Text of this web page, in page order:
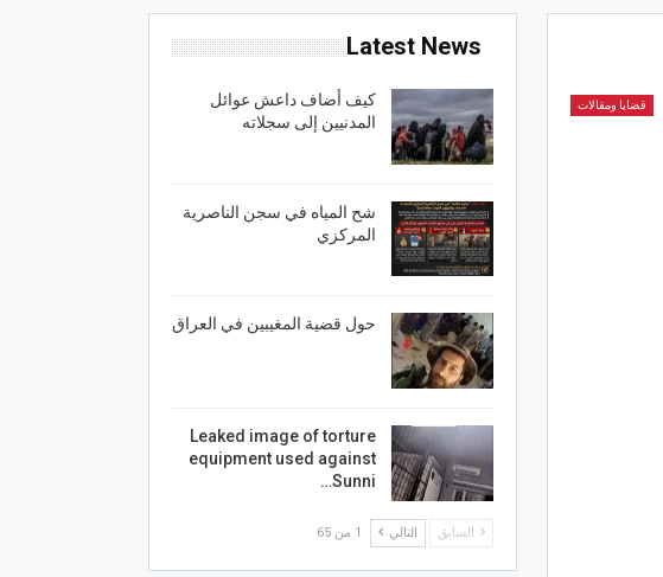
قضايا ومقالات
Latest News
كيف أضاف داعش عوائل
المدنيين إلى سجلاته
شح المياه في سجن الناصرية
المركزي
حول قضية المغيبين في العراق
Leaked image of torture
equipment used against
Sunni…
السابق التالي 1 من 65